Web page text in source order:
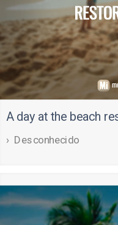
A day at the beach
Desconhecido